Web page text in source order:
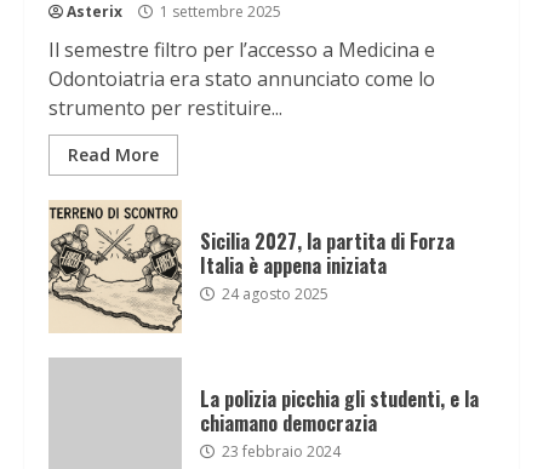
Asterix 1 settembre 2025
Il semestre filtro per l’accesso a Medicina e
Odontoiatria era stato annunciato come lo
strumento per restituire...
Read More
Sicilia 2027, la partita di Forza
Italia è appena iniziata
24 agosto 2025
La polizia picchia gli studenti, e la
chiamano democrazia
23 febbraio 2024